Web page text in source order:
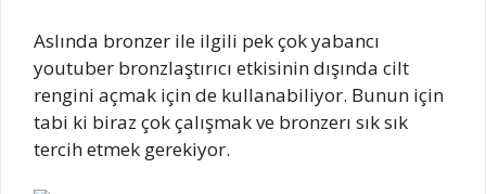
Aslında bronzer ile ilgili pek çok yabancı
youtuber bronzlaştırıcı etkisinin dışında cilt
rengini açmak için de kullanabiliyor. Bunun için
tabi ki biraz çok çalışmak ve bronzerı sık sık
tercih etmek gerekiyor.